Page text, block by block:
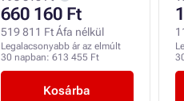
660 160 Ft
519 811 Ft Áfa nélkül
Legalacsonyabb ár az elmúlt
30 napban: 613 455 Ft
Kosárba